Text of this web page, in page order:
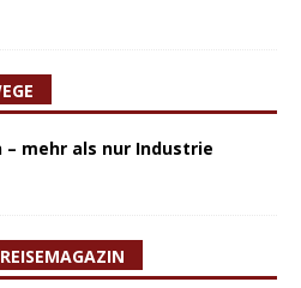
– mehr als nur Industrie